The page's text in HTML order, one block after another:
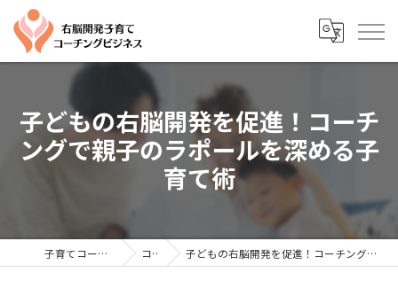
子どもの右脳開発を促進！コーチ
ングで親子のラポールを深める子
育て術
子育てコーチングならYTC コラム 子どもの右脳開発を促進！コーチングで親子のラポールを深める子育て術